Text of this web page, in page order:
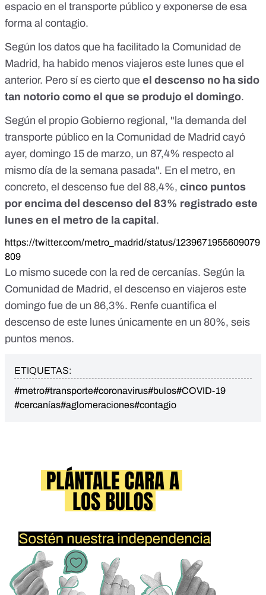
espacio en el transporte público y exponerse de esa
forma al contagio.
Según los datos que ha facilitado la Comunidad de
Madrid, ha habido menos viajeros este lunes que el
anterior. Pero sí es cierto que el descenso no ha sido
tan notorio como el que se produjo el domingo.
Según el propio Gobierno regional, "la demanda del
transporte público en la Comunidad de Madrid cayó
ayer, domingo 15 de marzo, un 87,4% respecto al
mismo día de la semana pasada". En el metro, en
concreto, el descenso fue del 88,4%, cinco puntos
por encima del descenso del 83% registrado este
lunes en el metro de la capital .
https://twitter.com/metro_madrid/status/1239671955609079
809
Lo mismo sucede con la red de cercanías. Según la
Comunidad de Madrid, el descenso en viajeros este
domingo fue de un 86,3%. Renfe cuantifica el
descenso de este lunes únicamente en un 80%, seis
puntos menos.
ETIQUETAS:
#metro#transporte#coronavirus#bulos#COVID-19
#cercanías#aglomeraciones#contagio